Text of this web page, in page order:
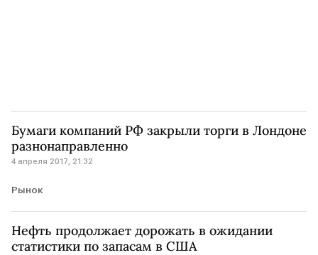
Бумаги компаний РФ закрыли торги в Лондоне
разнонаправленно
4 апреля 2017, 21:32
Рынок
Нефть продолжает дорожать в ожидании
статистики по запасам в США